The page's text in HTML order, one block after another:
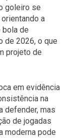
goleiro se
a
bola de
de 2026, o que
projeto de
em evidência
na
defender, mas
de jogadas
moderna pode